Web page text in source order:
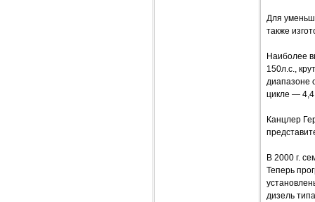
Для
также
Наиболее
150л.с.,
диапазоне
цикле —
Канцлер
В 2000 г.
Теперь
дизель